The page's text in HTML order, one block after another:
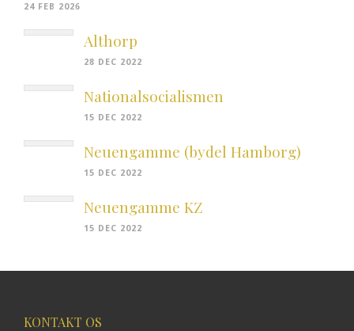
24 FEB 2026
Althorp
28 DEC 2022
Nationalsocialismen
15 DEC 2022
Neuengamme (bydel Hamborg)
15 DEC 2022
Neuengamme KZ
15 DEC 2022
KONTAKT OS